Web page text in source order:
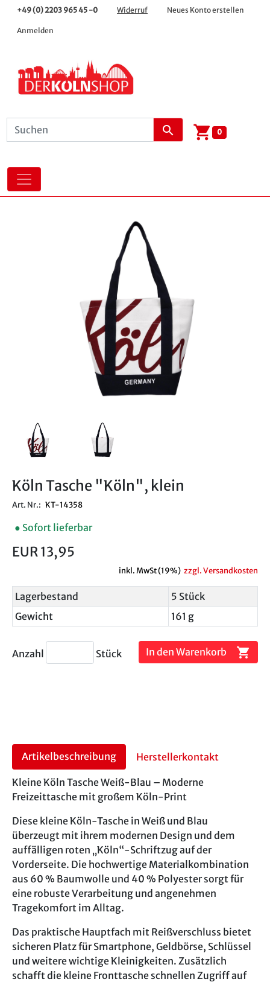
+49 (0) 2203 965 45 -0 Widerruf Neues Konto erstellen
Anmelden
search shopping_cart 0
Köln Tasche "Köln", klein
Art. Nr.: KT-14358
● Sofort lieferbar
EUR 13,95
inkl. MwSt (19%) zzgl. Versandkosten
Lagerbestand
5 Stück
Gewicht
161 g
Anzahl Stück In den Warenkorb shopping_cart
Artikelbeschreibung Herstellerkontakt
Kleine Köln Tasche Weiß-Blau – Moderne
Freizeittasche mit großem Köln-Print
Diese kleine Köln-Tasche in Weiß und Blau
überzeugt mit ihrem modernen Design und dem
auffälligen roten „Köln“-Schriftzug auf der
Vorderseite. Die hochwertige Materialkombination
aus 60 % Baumwolle und 40 % Polyester sorgt für
eine robuste Verarbeitung und angenehmen
Tragekomfort im Alltag.
Das praktische Hauptfach mit Reißverschluss bietet
sicheren Platz für Smartphone, Geldbörse, Schlüssel
und weitere wichtige Kleinigkeiten. Zusätzlich
schafft die kleine Fronttasche schnellen Zugriff auf